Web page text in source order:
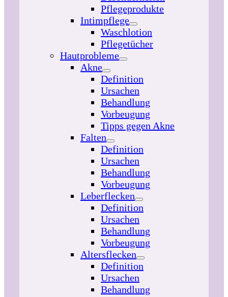
Pflegeprodukte
Intimpflege
Waschlotion
Pflegetücher
Hautprobleme
Akne
Definition
Ursachen
Behandlung
Vorbeugung
Tipps gegen Akne
Falten
Definition
Ursachen
Behandlung
Vorbeugung
Leberflecken
Definition
Ursachen
Behandlung
Vorbeugung
Altersflecken
Definition
Ursachen
Behandlung